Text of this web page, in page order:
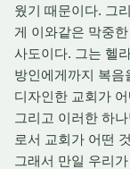
웠기 때문이다. 그
게 이와같은 막중
사도이다. 그는 헬
방인에게까지 복음
디자인한 교회가
그리고 이러한 하
로서 교회가 어떤
그래서 만일 우리